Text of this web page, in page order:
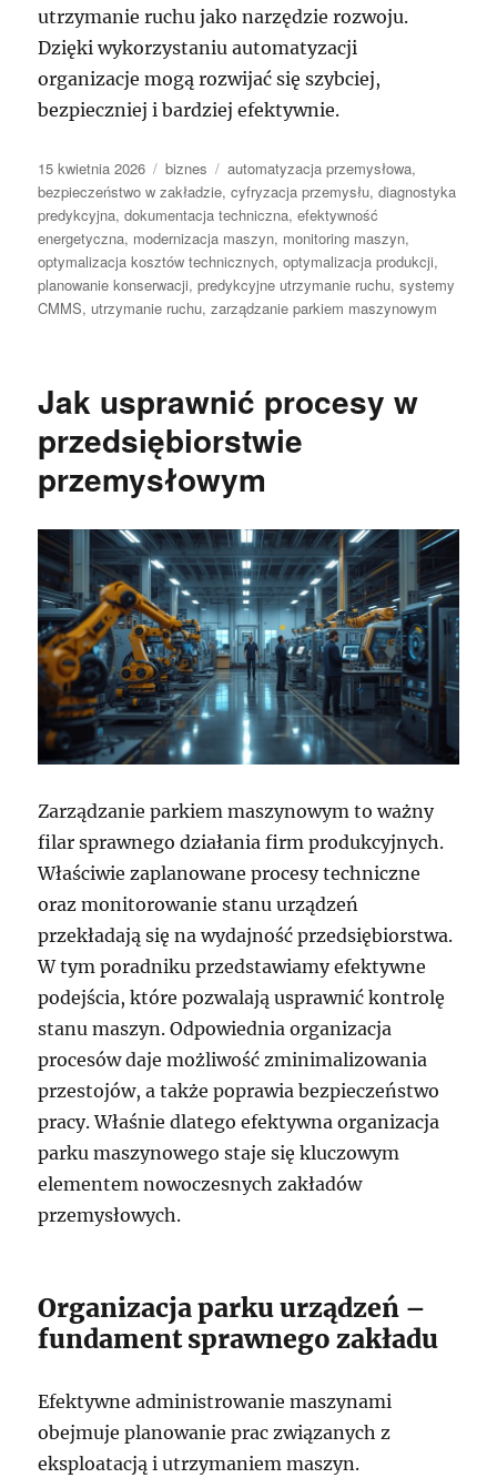
utrzymanie ruchu jako narzędzie rozwoju.
Dzięki wykorzystaniu automatyzacji
organizacje mogą rozwijać się szybciej,
bezpieczniej i bardziej efektywnie.
Data
publikacji
15 kwietnia 2026 Kategorie
biznes Tagi
automatyzacja przemysłowa,
bezpieczeństwo w zakładzie,cyfryzacja przemysłu,diagnostyka
predykcyjna,dokumentacja techniczna,efektywność
energetyczna, modernizacja maszyn, monitoring maszyn,
optymalizacja kosztów technicznych,optymalizacja produkcji,
planowanie konserwacji,predykcyjne utrzymanie ruchu,systemy
CMMS, utrzymanie ruchu,zarządzanie parkiem maszynowym
Jak usprawnić procesy w
przedsiębiorstwie
przemysłowym
Zarządzanie parkiem maszynowym to ważny
filar sprawnego działania firm produkcyjnych.
Właściwie zaplanowane procesy techniczne
oraz monitorowanie stanu urządzeń
przekładają się na wydajność przedsiębiorstwa.
W tym poradniku przedstawiamy efektywne
podejścia, które pozwalają usprawnić kontrolę
stanu maszyn. Odpowiednia organizacja
procesów daje możliwość zminimalizowania
przestojów, a także poprawia bezpieczeństwo
pracy. Właśnie dlatego efektywna organizacja
parku maszynowego staje się kluczowym
elementem nowoczesnych zakładów
przemysłowych.
Organizacja parku urządzeń –
fundament sprawnego zakładu
Efektywne administrowanie maszynami
obejmuje planowanie prac związanych z
eksploatacją i utrzymaniem maszyn.